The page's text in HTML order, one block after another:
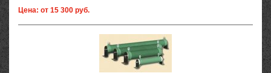
Цена: от 15 300 руб.